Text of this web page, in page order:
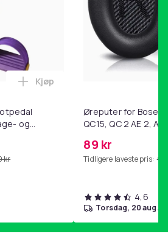
95db-40062c50de32
og
kr
Legg Magetrener, 6-rørs
Kjøp
Øreputer for Bose
QC15, QC 2 AE 2, AE
89 kr
Tidligere laveste pris: 99
4,6
torsdag, 20 aug.